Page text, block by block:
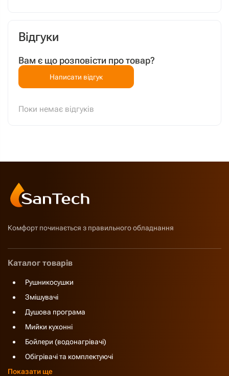
Відгуки
Вам є що розповісти про товар?
Написати відгук
Поки немає відгуків
Комфорт починається з правильного обладнання
Каталог товарів
Рушникосушки
Змішувачі
Душова програма
Мийки кухонні
Бойлери (водонагрівачі)
Обігрівачі та комплектуючі
Показати ще